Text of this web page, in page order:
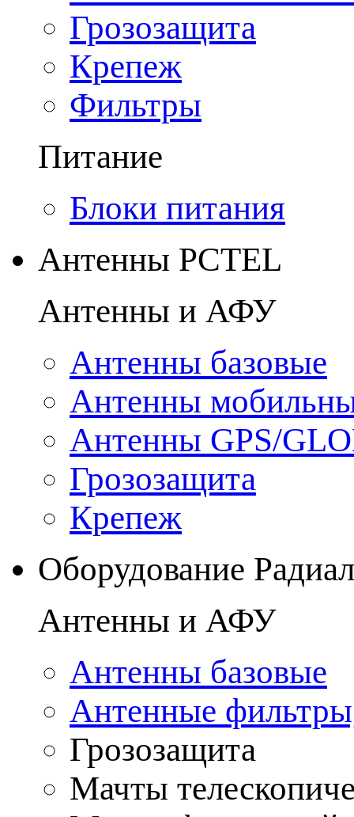
Грозозащита
Крепеж
Фильтры
Питание
Блоки питания
Антенны PCTEL
Антенны и АФУ
Антенны базовые
Антенны
Антенны GPS/
Грозозащита
Крепеж
Оборудование Радиал
Антенны и АФУ
Антенны базовые
Антенные
Грозозащита
Мачты